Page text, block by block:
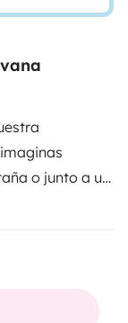
imaginas
o junto a un
ni
(2018)
con